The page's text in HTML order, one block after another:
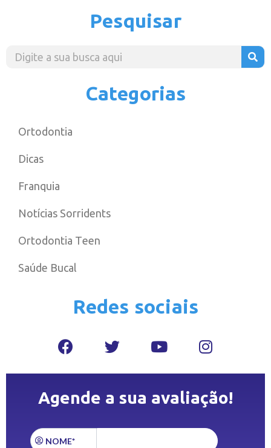
Pesquisar
Categorias
Ortodontia
Dicas
Franquia
Notícias Sorridents
Ortodontia Teen
Saúde Bucal
Redes sociais
Agende a sua avaliação!
NOME*